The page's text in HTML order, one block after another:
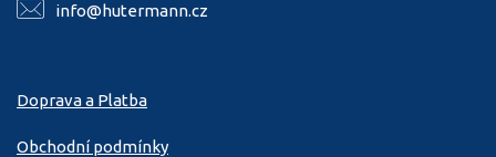
info@hutermann.cz
Doprava a Platba
Obchodní podmínky